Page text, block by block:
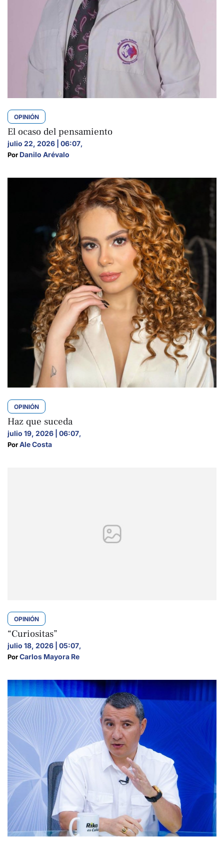
OPINIÓN
El ocaso del pensamiento
julio 22, 2026 | 06:07,
Por Danilo Arévalo
OPINIÓN
Haz que suceda
julio 19, 2026 | 06:07,
Por Ale Costa
OPINIÓN
“Curiositas”
julio 18, 2026 | 05:07,
Por Carlos Mayora Re